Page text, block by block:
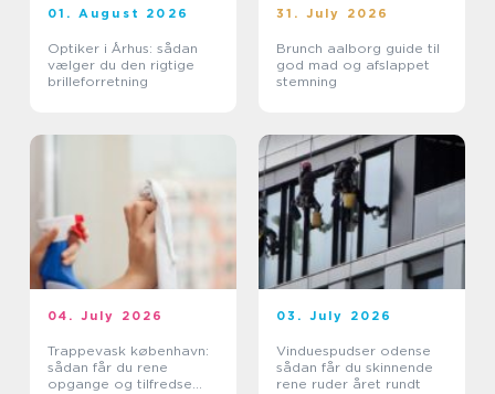
01. August 2026
Optiker i Århus: sådan
vælger du den rigtige
brilleforretning
31. July 2026
Brunch aalborg guide til
god mad og afslappet
stemning
04. July 2026
Trappevask københavn:
sådan får du rene
opgange og tilfredse
03. July 2026
Vinduespudser odense
sådan får du skinnende
rene ruder året rundt